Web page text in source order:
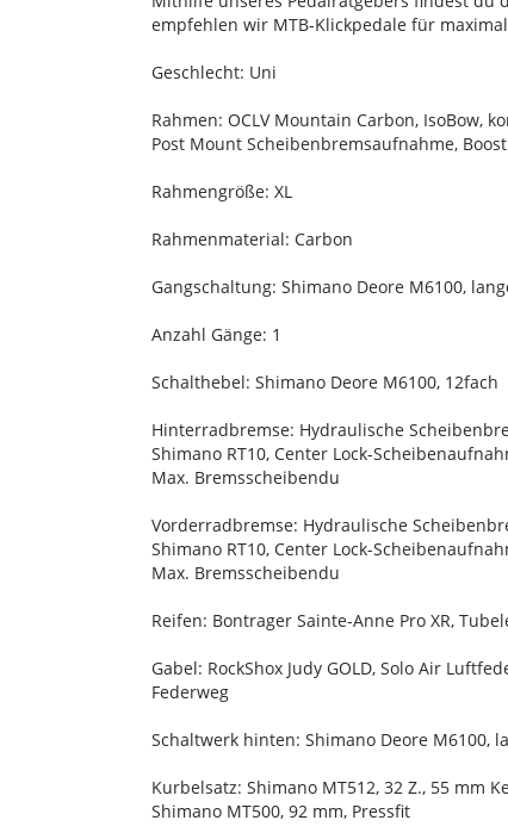
empfehlen wir MTB-Klickpedale für
Geschlecht: Uni
Rahmen: OCLV Mountain Carbon, IsoBow,
Post Mount Scheibenbremsaufnahme,
Rahmengröße: XL
Rahmenmaterial: Carbon
Gangschaltung: Shimano Deore M6100,
Anzahl Gänge: 1
Schalthebel: Shimano Deore M6100, 12fach
Hinterradbremse: Hydraulische
Shimano RT10, Center Lock-
Max. Bremsscheibendu
Vorderradbremse: Hydraulische
Shimano RT10, Center Lock-
Max. Bremsscheibendu
Reifen: Bontrager Sainte-Anne Pro XR,
Gabel: RockShox Judy GOLD, Solo Air
Federweg
Schaltwerk hinten: Shimano Deore M6100,
Kurbelsatz: Shimano MT512, 32 Z., 55 mm
Shimano MT500, 92 mm, Pressfit